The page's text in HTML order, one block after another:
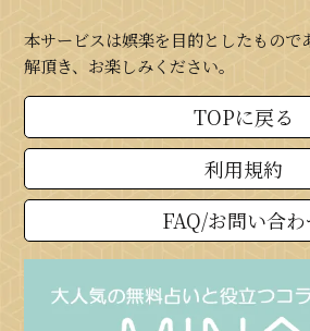
本サービスは娯楽を目的としたもので
解頂き、お楽しみください。
TOPに戻る
利用規約
FAQ/お問い合